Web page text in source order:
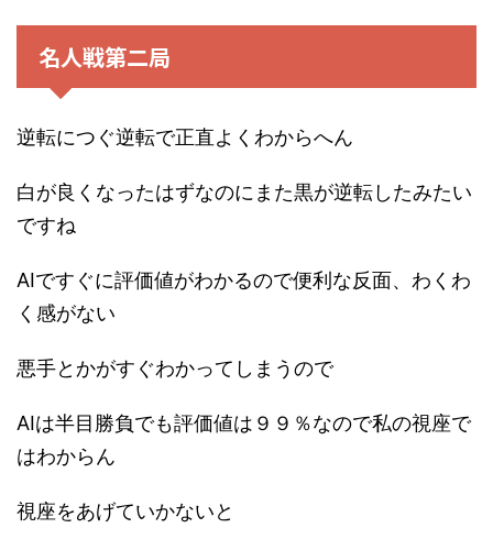
名人戦第二局
逆転につぐ逆転で正直よくわからへん
白が良くなったはずなのにまた黒が逆転したみたい
ですね
AIですぐに評価値がわかるので便利な反面、わくわ
く感がない
悪手とかがすぐわかってしまうので
AIは半目勝負でも評価値は９９％なので私の視座で
はわからん
視座をあげていかないと